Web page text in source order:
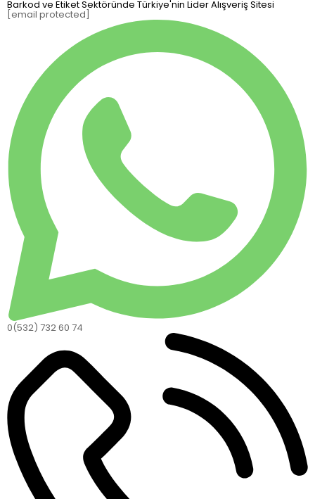
Barkod ve Etiket Sektöründe Türkiye'nin Lider Alışveriş Sitesi
[email protected]
0(532) 732 60 74